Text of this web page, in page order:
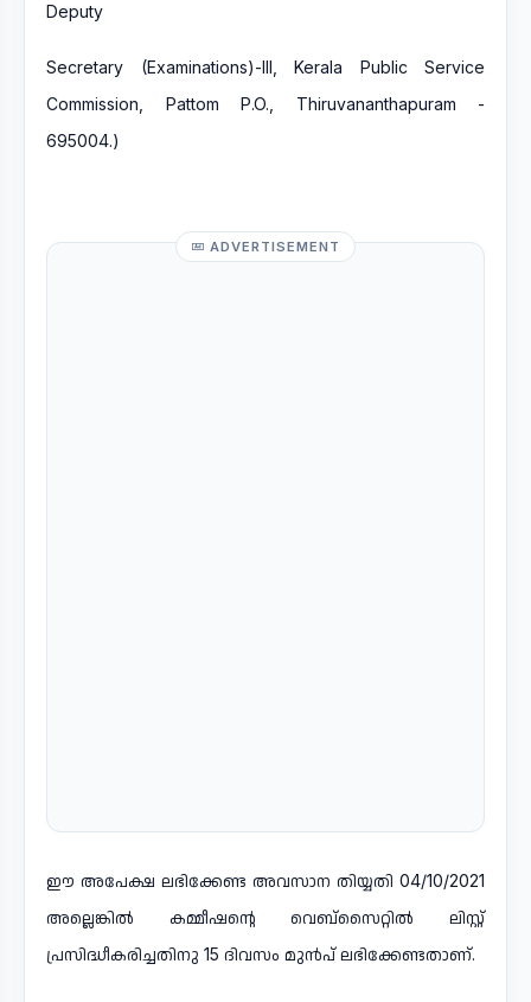
Deputy
Secretary (Examinations)-III, Kerala Public Service
Commission, Pattom P.O., Thiruvananthapuram -
695004.)
ADVERTISEMENT
ഈ അപേക്ഷ ലഭിക്കേണ്ട അവസാന തിയ്യതി 04/10/2021
അല്ലെങ്കിൽ കമ്മീഷന്റെ വെബ്സൈറ്റിൽ ലിസ്റ്റ്
പ്രസിദ്ധീകരിച്ചതിനു 15 ദിവസം മുൻപ് ലഭിക്കേണ്ടതാണ്.